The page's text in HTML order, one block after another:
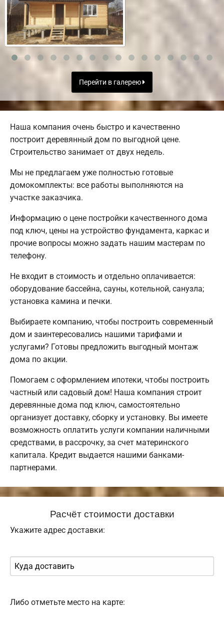
Перейти в галерею
Наша компания очень быстро и качественно
построит деревянный дом по выгодной цене.
Строительство занимает от двух недель.
Мы не предлагаем уже полностью готовые
домокомплекты: все работы выполняются на
участке заказчика.
Информацию о цене постройки качественного дома
под ключ, цены на устройство фундамента, каркас и
прочие вопросы можно задать нашим мастерам по
телефону.
Не входит в стоимость и отдельно оплачивается:
оборудование бассейна, сауны, котельной, санузла;
установка камина и печки.
Выбираете компанию, чтобы построить современный
дом и заинтересовались нашими тарифами и
услугами? Готовы предложить выгодный монтаж
дома по акции.
Помогаем с оформлением ипотеки, чтобы построить
частный или садовый дом! Наша компания строит
деревянные дома под ключ, самостоятельно
организует доставку, сборку и установку. Вы имеете
возможность оплатить услуги компании наличными
средствами, в рассрочку, за счет материнского
капитала. Кредит выдается нашими банками-
партнерами.
Расчёт стоимости доставки
Укажите адрес доставки:
Либо отметьте место на карте: